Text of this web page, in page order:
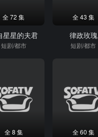
全 72 集
星星的夫君
短剧/都市
全 43 集
律政玫瑰
短剧/都市
全 8 集 全 60 集